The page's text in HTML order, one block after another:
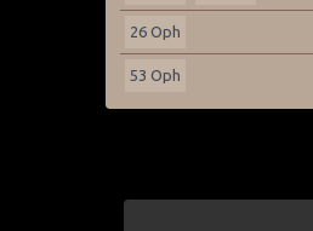
26 Oph
53 Oph